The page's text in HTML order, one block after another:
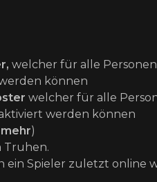
welcher für alle Personen
können
welcher für alle
werden können
)
Truhen.
ein Spieler zuletzt online